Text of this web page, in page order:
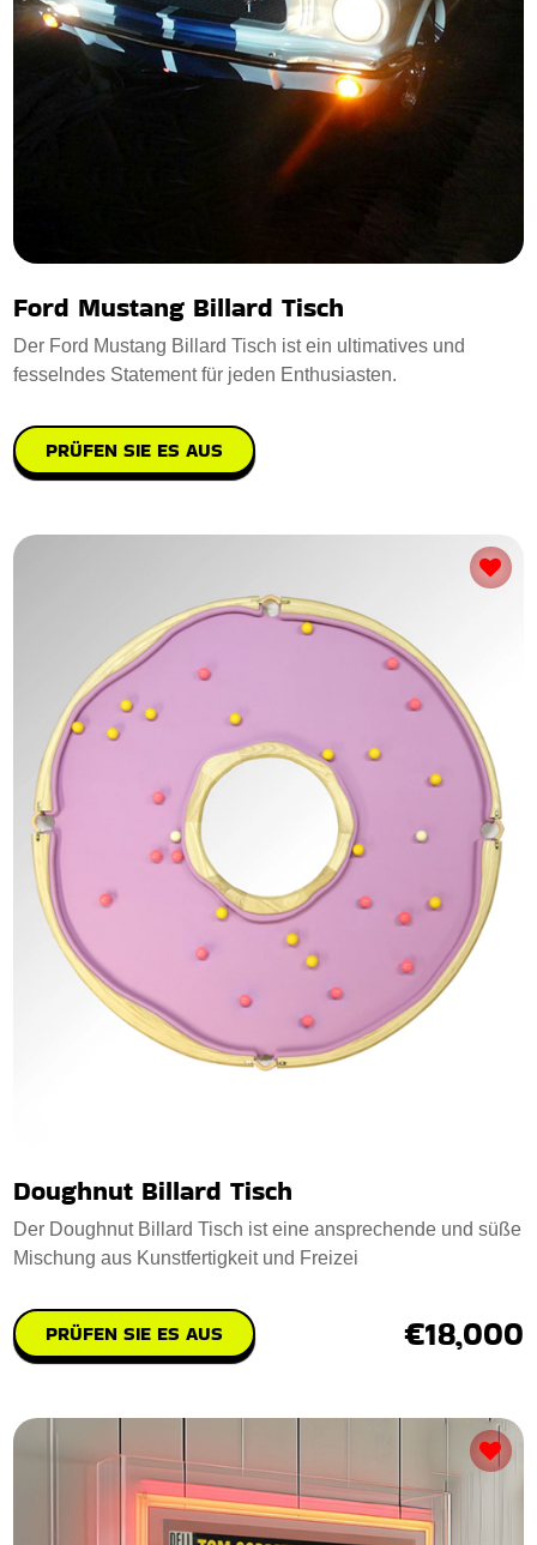
Ford Mustang Billard Tisch
Der Ford Mustang Billard Tisch ist ein ultimatives und
fesselndes Statement für jeden Enthusiasten.
PRÜFEN SIE ES AUS
Doughnut Billard Tisch
Der Doughnut Billard Tisch ist eine ansprechende und süße
Mischung aus Kunstfertigkeit und Freizei
PRÜFEN SIE ES AUS €18,000